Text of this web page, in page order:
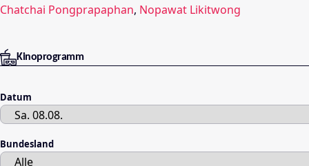
Chatchai Pongprapaphan, Nopawat Likitwong
Kinoprogramm
Datum
Bundesland